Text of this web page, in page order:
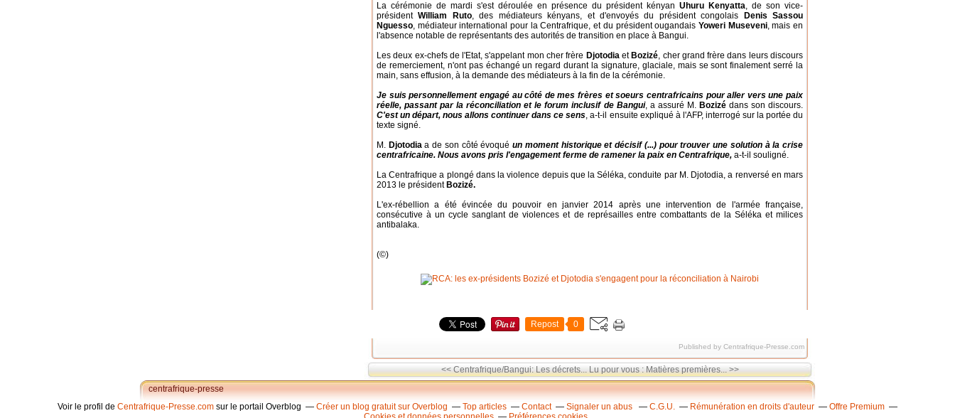
La cérémonie de mardi s'est déroulée en présence du président kényan Uhuru Kenyatta, de son vice-
présidentWilliam Ruto, des médiateurs kényans, et d'envoyés du président congolais
Denis Sassou
Nguesso, médiateur international pour la Centrafrique, et du président ougandais Yoweri Museveni, mais en
l'absence notable de représentants des autorités de transition en place à Bangui.
Les deux ex-chefs de l'Etat, s'appelant mon cher frère Djotodiaet Bozizé, cher grand frère dans leurs discours
de remerciement, n'ont pas échangé un regard durant la signature, glaciale, mais se sont finalement serré la
main, sans effusion, à la demande des médiateurs à la fin de la cérémonie.
Je suis personnellement engagé au côté de mes frères et soeurs centrafricains pour aller vers une paix
réelle, passant par la réconciliation et le forum inclusif de Bangui, a assuré M. Bozizédans son discours.
C'est un départ, nous allons continuer dans ce sens, a-t-il ensuite expliqué à l'AFP, interrogé sur la portée du
texte signé.
M. Djotodiaa de son côté évoquéun moment historique et décisif (...) pour trouver une solution à la crise
centrafricaine. Nous avons pris l'engagement ferme de ramener la paix en Centrafrique, a-t-il souligné.
La Centrafrique a plongé dans la violence depuis que la Séléka, conduite par M. Djotodia, a renversé en mars
2013 le président Bozizé.
L'ex-rébellion a été évincée du pouvoir en janvier 2014 après une intervention de l'armée française,
consécutive à un cycle sanglant de violences et de représailles entre combattants de la Séléka et milices
antibalaka.
(©)
Repost 0
Published by Centrafrique-Presse.com
<< Centrafrique/Bangui: Les décrets... Lu pour vous : Matières premières... >>
centrafrique-presse
Voir le profil de Centrafrique-Presse.com sur le portail Overblog Créer un blog gratuit sur Overblog Top articles Contact Signaler un abus C.G.U. Rémunération en droits d'auteur
Offre Premium